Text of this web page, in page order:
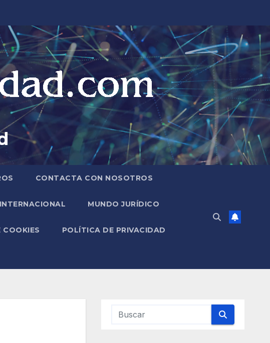
CONTACTA CON NOSOTROS
INTERNACIONAL MUNDO JURÍDICO
POLÍTICA DE PRIVACIDAD